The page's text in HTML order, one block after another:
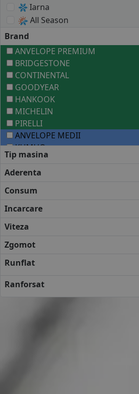
Iarna
All Season
Brand
ANVELOPE PREMIUM
BRIDGESTONE
CONTINENTAL
GOODYEAR
HANKOOK
MICHELIN
PIRELLI
ANVELOPE MEDII
KUMHO
NEXEN
VREDESTEIN
ANVELOPE BUGET
GRIPMAX
SAILUN
TRACMAX
Tip masina
Aderenta
Consum
Incarcare
Viteza
Zgomot
Runflat
Ranforsat